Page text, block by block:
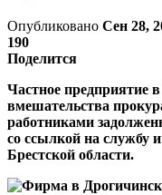
Опубликовано Сен 28,
190
Поделится
Частное предприятие
вмешательства
работниками
со ссылкой на службу
Брестской области.